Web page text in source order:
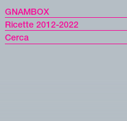
GNAMBOX
Ricette 2012-2022